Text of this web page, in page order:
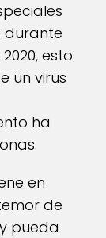
durante
esto
un virus
ha
en
de
pueda